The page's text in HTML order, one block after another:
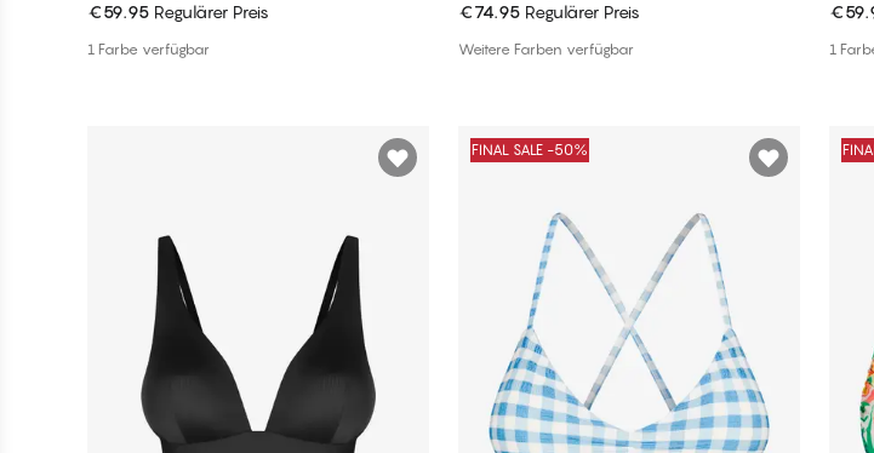
€59.95 Regulärer Preis
1 Farbe verfügbar
€74.95 Regulärer Preis
Weitere Farben verfügbar 1
FINAL SALE -50%